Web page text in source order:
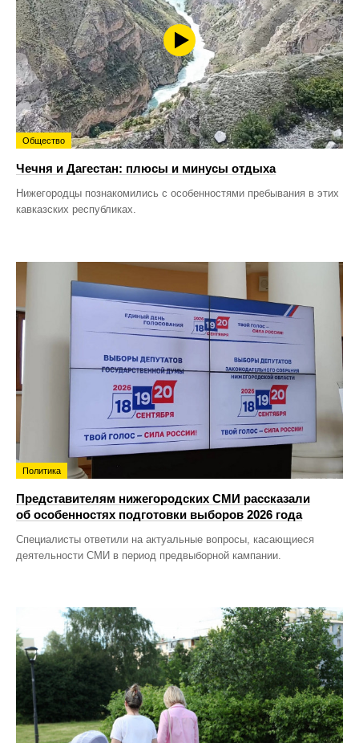
Общество
Чечня и Дагестан: плюсы и минусы отдыха
Нижегородцы познакомились с особенностями пребывания в этих
кавказских республиках.
Политика
Представителям нижегородских СМИ рассказали
об особенностях подготовки выборов 2026 года
Специалисты ответили на актуальные вопросы, касающиеся
деятельности СМИ в период предвыборной кампании.